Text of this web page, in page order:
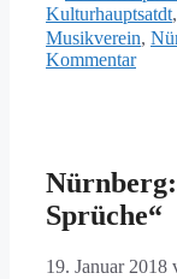
Kulturhauptsatdt,
Musikverein,
Kommentar
Sprüche“
19. Januar 2018